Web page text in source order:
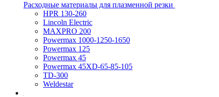
Расходные материалы для плазменной резки
HPR 130-260
Lincoln Electric
MAXPRO 200
Powermax 1000-1250-1650
Powermax 125
Powermax 45
Powermax 45XD-65-85-105
TD-300
Weldestar